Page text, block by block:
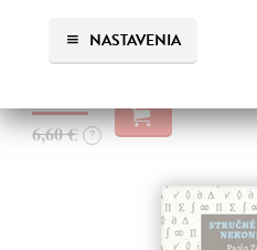
NASTAVENIA
6,60 € ?